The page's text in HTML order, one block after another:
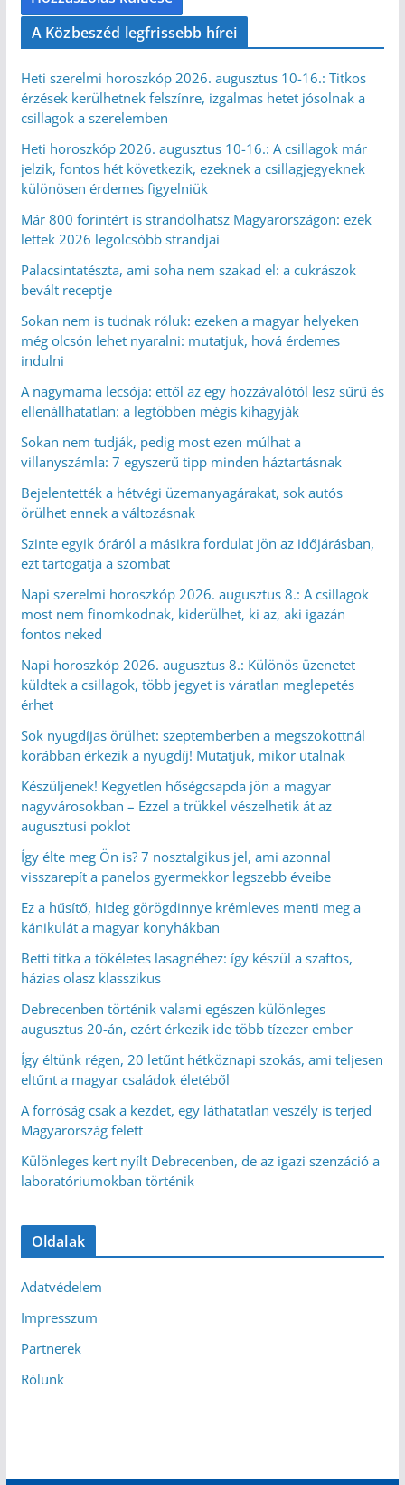
A Közbeszéd legfrissebb hírei
Heti szerelmi horoszkóp 2026. augusztus 10-16.: Titkos
érzések kerülhetnek felszínre, izgalmas hetet jósolnak a
csillagok a szerelemben
Heti horoszkóp 2026. augusztus 10-16.: A csillagok már
jelzik, fontos hét következik, ezeknek a csillagjegyeknek
különösen érdemes figyelniük
Már 800 forintért is strandolhatsz Magyarországon: ezek
lettek 2026 legolcsóbb strandjai
Palacsintatészta, ami soha nem szakad el: a cukrászok
bevált receptje
Sokan nem is tudnak róluk: ezeken a magyar helyeken
még olcsón lehet nyaralni: mutatjuk, hová érdemes
indulni
A nagymama lecsója: ettől az egy hozzávalótól lesz sűrű és
ellenállhatatlan: a legtöbben mégis kihagyják
Sokan nem tudják, pedig most ezen múlhat a
villanyszámla: 7 egyszerű tipp minden háztartásnak
Bejelentették a hétvégi üzemanyagárakat, sok autós
örülhet ennek a változásnak
Szinte egyik óráról a másikra fordulat jön az időjárásban,
ezt tartogatja a szombat
Napi szerelmi horoszkóp 2026. augusztus 8.: A csillagok
most nem finomkodnak, kiderülhet, ki az, aki igazán
fontos neked
Napi horoszkóp 2026. augusztus 8.: Különös üzenetet
küldtek a csillagok, több jegyet is váratlan meglepetés
érhet
Sok nyugdíjas örülhet: szeptemberben a megszokottnál
korábban érkezik a nyugdíj! Mutatjuk, mikor utalnak
Készüljenek! Kegyetlen hőségcsapda jön a magyar
nagyvárosokban – Ezzel a trükkel vészelhetik át az
augusztusi poklot
Így élte meg Ön is? 7 nosztalgikus jel, ami azonnal
visszarepít a panelos gyermekkor legszebb éveibe
Ez a hűsítő, hideg görögdinnye krémleves menti meg a
kánikulát a magyar konyhákban
Betti titka a tökéletes lasagnéhez: így készül a szaftos,
házias olasz klasszikus
Debrecenben történik valami egészen különleges
augusztus 20-án, ezért érkezik ide több tízezer ember
Így éltünk régen, 20 letűnt hétköznapi szokás, ami teljesen
eltűnt a magyar családok életéből
A forróság csak a kezdet, egy láthatatlan veszély is terjed
Magyarország felett
Különleges kert nyílt Debrecenben, de az igazi szenzáció a
laboratóriumokban történik
Oldalak
Adatvédelem
Impresszum
Partnerek
Rólunk